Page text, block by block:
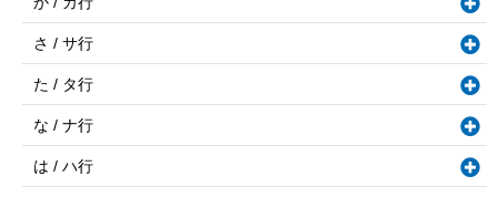
さ / サ行
た / タ行
な / ナ行
は / ハ行